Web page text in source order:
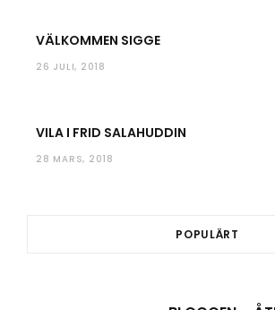
VÄLKOMMEN SIGGE
26 JULI, 2018
VILA I FRID SALAHUDDIN
28 MARS, 2018
POPULÄRT